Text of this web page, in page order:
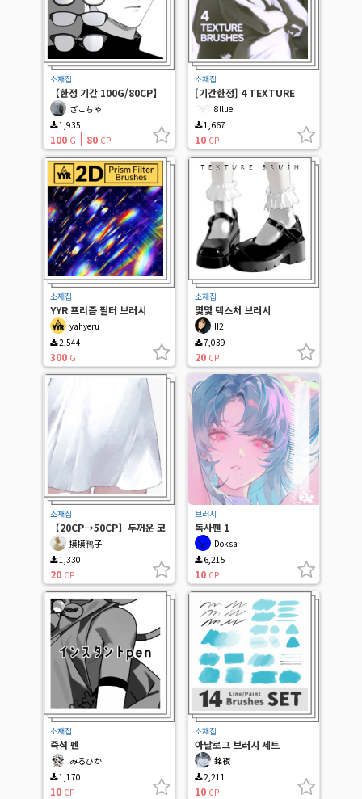
소재집
【한정 기간 100G/80CP】
잔 4 ざこちゃ
1,935
100 G 80 CP
소재집
[기간한정] 4 TEXTURE
BRUSHES
8llue
1,667
10 CP
소재집
YYR 프리즘 필터 브러시
yahyeru
2,544
300 G
소재집
몇몇 텍스처 브러시
II2
7,039
20 CP
소재집
【20CP→50CP】두꺼운 코
팅 세트摸摸鸭子
1,330
20 CP
브러시
독사펜 1
Doksa
6,215
10 CP
소재집
즉석 펜
みるひか
1,170
10 CP
소재집
아날로그 브러시 세트
銘夜
2,211
10 CP